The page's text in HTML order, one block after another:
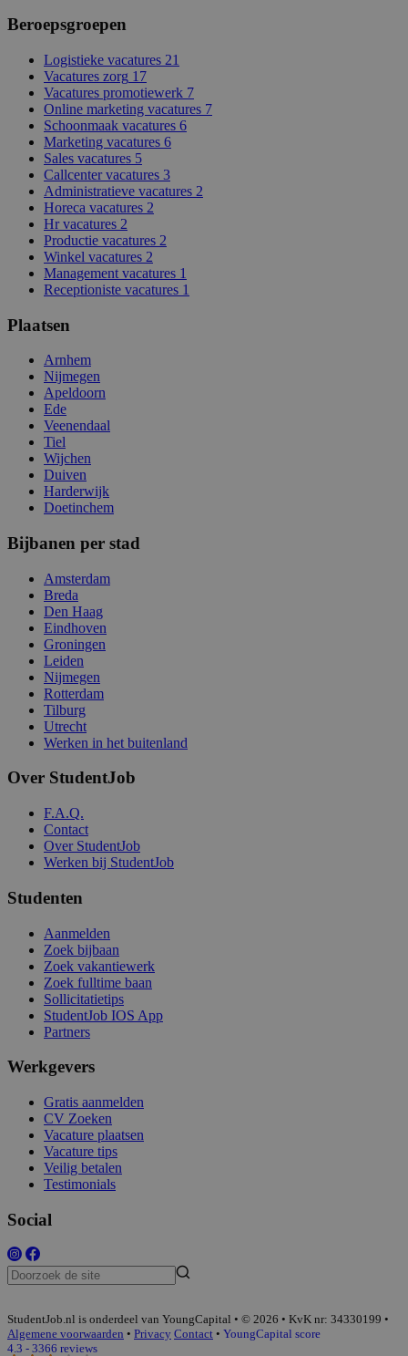
Beroepsgroepen
Logistieke vacatures 21
Vacatures zorg 17
Vacatures promotiewerk 7
Online marketing vacatures 7
Schoonmaak vacatures 6
Marketing vacatures 6
Sales vacatures 5
Callcenter vacatures 3
Administratieve vacatures 2
Horeca vacatures 2
Hr vacatures 2
Productie vacatures 2
Winkel vacatures 2
Management vacatures 1
Receptioniste vacatures 1
Plaatsen
Arnhem
Nijmegen
Apeldoorn
Ede
Veenendaal
Tiel
Wijchen
Duiven
Harderwijk
Doetinchem
Bijbanen per stad
Amsterdam
Breda
Den Haag
Eindhoven
Groningen
Leiden
Nijmegen
Rotterdam
Tilburg
Utrecht
Werken in het buitenland
Over StudentJob
F.A.Q.
Contact
Over StudentJob
Werken bij StudentJob
Studenten
Aanmelden
Zoek bijbaan
Zoek vakantiewerk
Zoek fulltime baan
Sollicitatietips
StudentJob IOS App
Partners
Werkgevers
Gratis aanmelden
CV Zoeken
Vacature plaatsen
Vacature tips
Veilig betalen
Testimonials
Social
StudentJob.nl is onderdeel van YoungCapital • © 2026 • KvK nr: 34330199 •
Algemene voorwaarden • Privacy Contact • YoungCapital score
4.3 - 3366 reviews